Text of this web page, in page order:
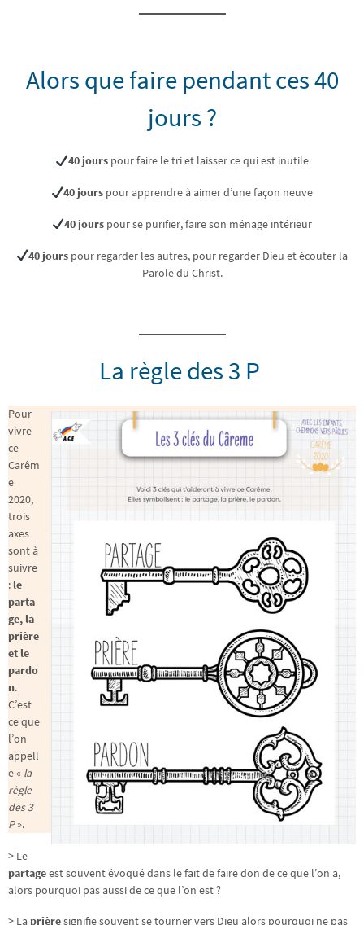
Alors que faire pendant ces 40
jours ?
40 jourspour faire le tri et laisser ce qui est inutile
40 jours pour apprendre à aimer d’une façon neuve
40 jours pour se purifier, faire son ménage intérieur
40 jours pour regarder les autres, pour regarder Dieu et écouter la
Parole du Christ.
La règle des 3 P
Pour
vivre
ce
Carêm
e
2020,
trois
axes
sont à
suivre
: le
parta
ge, la
prière
et le
pardo
n.
C’est
ce que
l’on
appell
e « la
règle
des 3
P».
> Le
partageest souvent évoqué dans le fait de faire don de ce que l’on a,
alors pourquoi pas aussi de ce que l’on est ?
> La prièresignifie souvent se tourner vers Dieu alors pourquoi ne pas